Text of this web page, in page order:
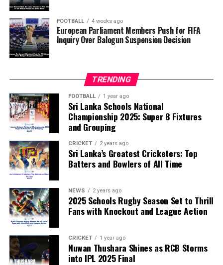
principle of political neutrality, including the awarding
of the FIFA Peace Prize to Trump.
FIFA has maintained that the decision to overturn
Balogun’s suspension was made independently by its
According to the lawmakers, support for the initiative is
growing, with 35 members of the European Parliament
already backing the proposal.
“The beauty of sport lies in the consistent and
transparent application of its rules,” the statement said.
“When political influence determines who is eligible to
compete, the principle of fairness is fundamentally
weakened.”
FOOTBALL 4 weeks ago
European Parliament Members Push for FIFA
Inquiry Over Balogun Suspension Decision
TRENDING
FOOTBALL 1 year ago
Sri Lanka Schools National
Championship 2025: Super 8 Fixtures
and Grouping
CRICKET 2 years ago
Sri Lanka’s Greatest Cricketers: Top
Batters and Bowlers of All Time
NEWS 2 years ago
2025 Schools Rugby Season Set to Thrill
Fans with Knockout and League Action
CRICKET 1 year ago
Nuwan Thushara Shines as RCB Storms
into IPL 2025 Final